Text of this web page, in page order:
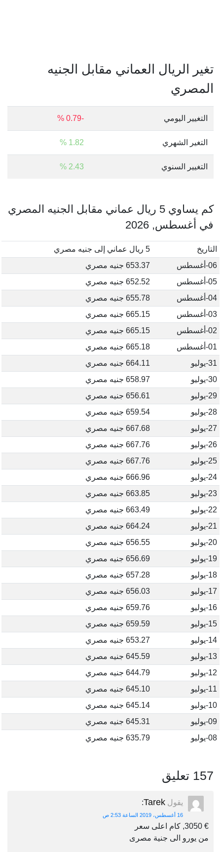
تغير الريال العماني مقابل الجنيه
المصري
التغيير اليومي -0.79 %
التغير الشهري 1.82 %
التغيير السنوي 2.43 %
كم يساوي 5 ريال عماني مقابل الجنيه المصري
في أغسطس, 2026
التاريخ
5 ريال عماني إلى جنيه مصري
06-أغسطس
653.37 جنيه مصري
05-أغسطس
652.52 جنيه مصري
04-أغسطس
655.78 جنيه مصري
03-أغسطس
665.15 جنيه مصري
02-أغسطس
665.15 جنيه مصري
01-أغسطس
665.18 جنيه مصري
31-يوليو
664.11 جنيه مصري
30-يوليو
658.97 جنيه مصري
29-يوليو
656.61 جنيه مصري
28-يوليو
659.54 جنيه مصري
27-يوليو
667.68 جنيه مصري
26-يوليو
667.76 جنيه مصري
25-يوليو
667.76 جنيه مصري
24-يوليو
666.96 جنيه مصري
23-يوليو
663.85 جنيه مصري
22-يوليو
663.49 جنيه مصري
21-يوليو
664.24 جنيه مصري
20-يوليو
656.55 جنيه مصري
19-يوليو
656.69 جنيه مصري
18-يوليو
657.28 جنيه مصري
17-يوليو
656.03 جنيه مصري
16-يوليو
659.76 جنيه مصري
15-يوليو
659.59 جنيه مصري
14-يوليو
653.27 جنيه مصري
13-يوليو
645.59 جنيه مصري
12-يوليو
644.79 جنيه مصري
11-يوليو
645.10 جنيه مصري
10-يوليو
645.14 جنيه مصري
09-يوليو
645.31 جنيه مصري
08-يوليو
635.79 جنيه مصري
157 تعليق
يقول Tarek
:
16 أغسطس، 2019 الساعة 2:53 ص
€ 3050, كام اعلى سعر
من يورو الى جنية مصرى